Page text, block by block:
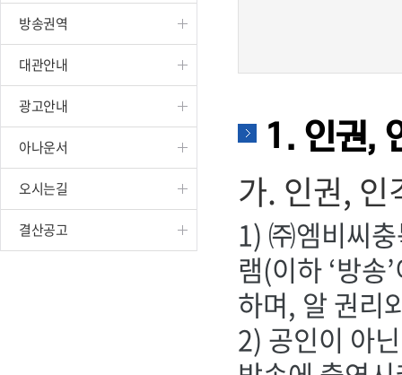
옥천
방송권역
대관안내
광고안내
아나운서
오시는길
결산공고
1. 인권,
가. 인권, 인
1) ㈜엠비씨
램(이하 ‘방
하며, 알 권리
2) 공인이 아